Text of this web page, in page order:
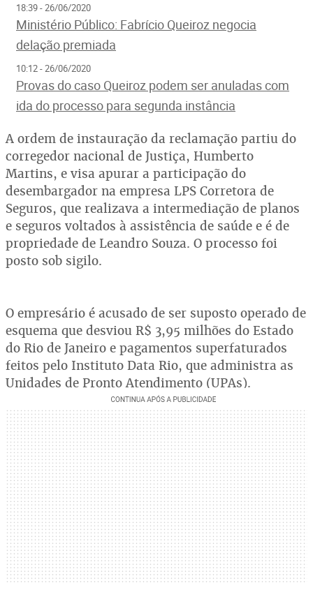
18:39 - 26/06/2020
Ministério Público: Fabrício Queiroz negocia
delação premiada
10:12 - 26/06/2020
Provas do caso Queiroz podem ser anuladas com
ida do processo para segunda instância
A ordem de instauração da reclamação partiu do
corregedor nacional de Justiça, Humberto
Martins, e visa apurar a participação do
desembargador na empresa LPS Corretora de
Seguros, que realizava a intermediação de planos
e seguros voltados à assistência de saúde e é de
propriedade de Leandro Souza. O processo foi
posto sob sigilo.
O empresário é acusado de ser suposto operado de
esquema que desviou R$ 3,95 milhões do Estado
do Rio de Janeiro e pagamentos superfaturados
feitos pelo Instituto Data Rio, que administra as
Unidades de Pronto Atendimento (UPAs).